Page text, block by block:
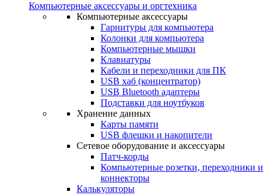
Компьютерные аксессуары и оргтехника
Компьютерные аксессуары
Гарнитуры для компьютера
Колонки для компьютера
Компьютерные мышки
Клавиатуры
Кабели и переходники для ПК
USB хаб (концентратор)
USB Bluetooth адаптеры
Подставки для ноутбуков
Хранение данных
Карты памяти
USB флешки и накопители
Сетевое оборудование и аксессуары
Патч-корды
Компьютерные розетки, переходники и
коннекторы
Калькуляторы